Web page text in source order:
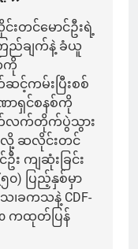
းတင်မောင်ဦးရဲ့
ည်ချက်နဲ့ ခံယူ
ကို
င့်ကမ်းပြီးစစ်
ာရှင်စနစ်ကို
က်တိုက်ပွဲသွား
ဆလိုင်းတင်
ဦး ကျဆုံးခြင်း
၀) ပြည့်နှစ်မှာ
၊ခကသနဲ့ CDF-
ကထုတ်ပြန်